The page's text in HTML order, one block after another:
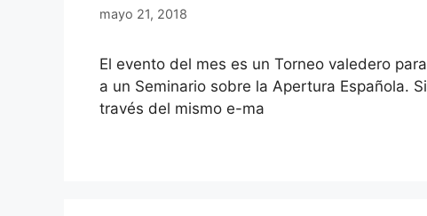
mayo 21, 2018
El evento del mes es un Torneo valedero
a un Seminario sobre la Apertura Española.
través del mismo e-ma